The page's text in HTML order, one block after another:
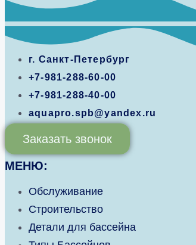
г. Санкт-Петербург
+7-981-288-60-00
+7-981-288-40-00
aquapro.spb@yandex.ru
Заказать звонок
МЕНЮ:
Обслуживание
Строительство
Детали для бассейна